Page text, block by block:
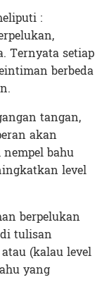
:
Ternyata setiap
berbeda
tangan,
akan
bahu
level
berpelukan
tulisan
(kalau level
yang